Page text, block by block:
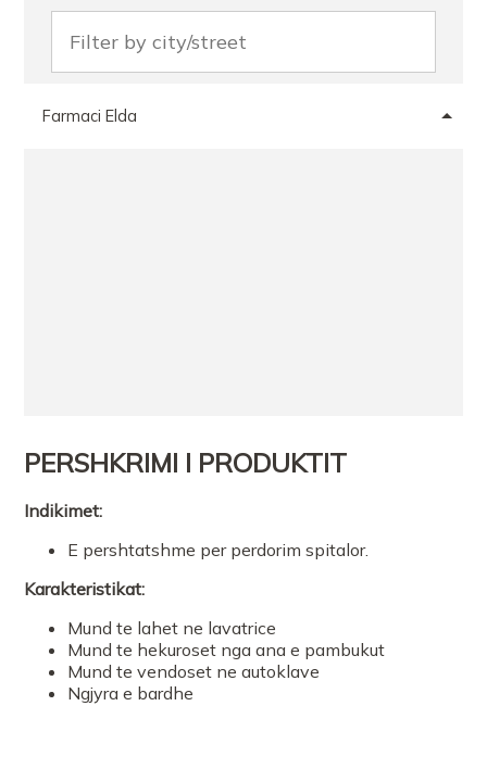
Farmaci Elda
PERSHKRIMI I PRODUKTIT
Indikimet:
E pershtatshme per perdorim spitalor.
Karakteristikat:
Mund te lahet ne lavatrice
Mund te hekuroset nga ana e pambukut
Mund te vendoset ne autoklave
Ngjyra e bardhe